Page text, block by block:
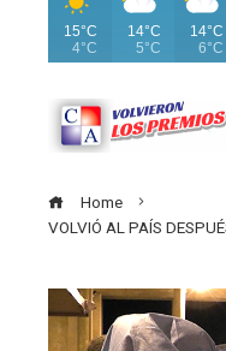
15°C
4°C
14°C
5°C
14°C
6°C
Home
VOLVIÓ AL PAÍS